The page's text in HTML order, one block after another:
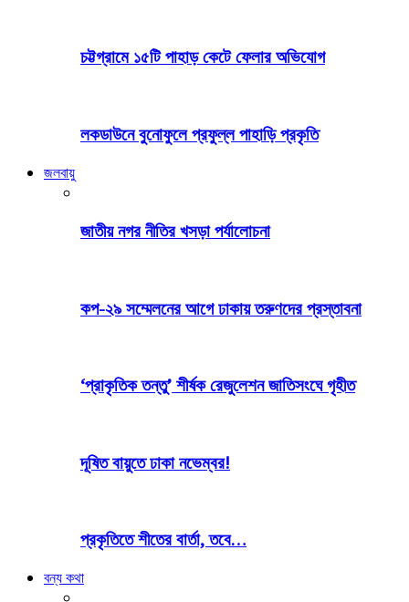
চট্টগ্রামে ১৫টি পাহাড় কেটে ফেলার অভিযোগ
লকডাউনে বুনোফুলে প্রফুল্ল পাহাড়ি প্রকৃতি
জলবায়ু
জাতীয় নগর নীতির খসড়া পর্যালোচনা
কপ-২৯ সম্মেলনের আগে ঢাকায় তরুণদের প্রস্তাবনা
‘প্রাকৃতিক তন্তু’ শীর্ষক রেজুলেশন জাতিসংঘে গৃহীত
দূষিত বায়ুতে ঢাকা নভেম্বর!
প্রকৃতিতে শীতের বার্তা, তবে…
বন্য কথা